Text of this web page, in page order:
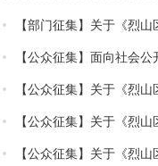
【公众征集】面向社会
【公众征集】关于《烈
【公众征集】关于《烈